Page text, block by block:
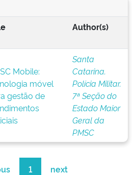
Author(s)
Mobile:
móvel
gestão de
Santa
Catarina.
Polícia Militar.
7ª Seção do
Estado Maior
Geral da
PMSC
1 next